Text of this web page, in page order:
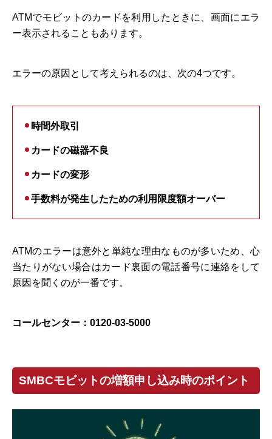
ATMでモビットのカードを利用したときに、画面にエラ
ー表示されることもあります。
エラーの原因として考えられるのは、次の4つです。
時間外取引
カードの磁器不良
カードの変形
手数料が発生したための利用限度額オーバー
ATMのエラーは意外と単純な理由なものが多いため、心
当たりがない場合はカード裏面の電話番号に連絡をして
原因を聞くのが一番です。
コールセンター：0120-03-5000
SMBCモビットの増額申し込み時のポイント